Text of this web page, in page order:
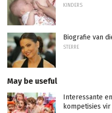
KINDERS
Biografie van
STERRE
May be useful
Interessante
kompetisies